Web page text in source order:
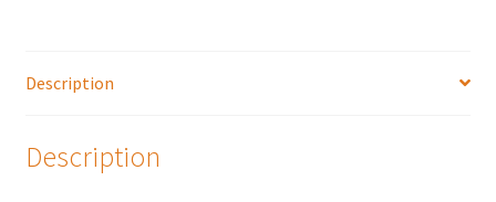
Description
Description